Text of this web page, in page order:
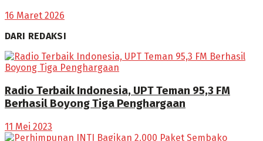
16 Maret 2026
DARI REDAKSI
Radio Terbaik Indonesia, UPT Teman 95,3 FM
Berhasil Boyong Tiga Penghargaan
11 Mei 2023